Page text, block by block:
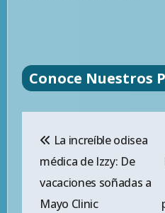
Conoce Nuestros
de
entradas
La increíble odisea
médica de Izzy: De
vacaciones soñadas a
Mayo Clinic